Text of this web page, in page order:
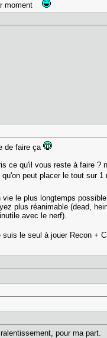
moment
de faire ça
qu'il vous reste à faire ?
peut placer le tout sur
le plus longtemps
plus réanimable (dead,
avec le nerf).
suis le seul à jouer Recon +
pour ma part.